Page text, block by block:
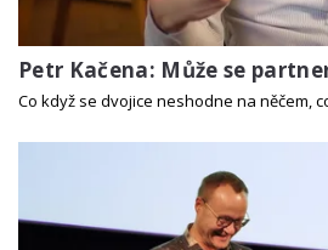
Petr Kačena: Může se
Co když se dvojice neshodne na něčem,